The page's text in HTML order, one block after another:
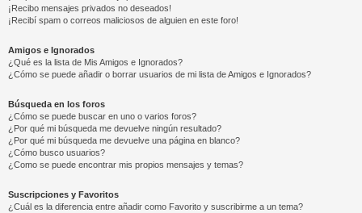
¡Recibo mensajes privados no deseados!
¡Recibí spam o correos maliciosos de alguien en este foro!
Amigos e Ignorados
¿Qué es la lista de Mis Amigos e Ignorados?
¿Cómo se puede añadir o borrar usuarios de mi lista de Amigos e Ignorados?
Búsqueda en los foros
¿Cómo se puede buscar en uno o varios foros?
¿Por qué mi búsqueda me devuelve ningún resultado?
¿Por qué mi búsqueda me devuelve una página en blanco?
¿Cómo busco usuarios?
¿Como se puede encontrar mis propios mensajes y temas?
Suscripciones y Favoritos
¿Cuál es la diferencia entre añadir como Favorito y suscribirme a un tema?